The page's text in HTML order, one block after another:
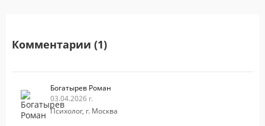
Комментарии (1)
Богатырев Роман
03.04.2026 г.
Психолог, г. Москва